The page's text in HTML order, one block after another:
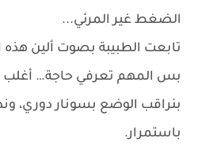
الضغط غير المرئي...
تابعت الطبيبة بصوت ألين هذه
بس المهم تعرفي حاجة… أغلب
بنراقب الوضع بسونار دوري،
باستمرار.